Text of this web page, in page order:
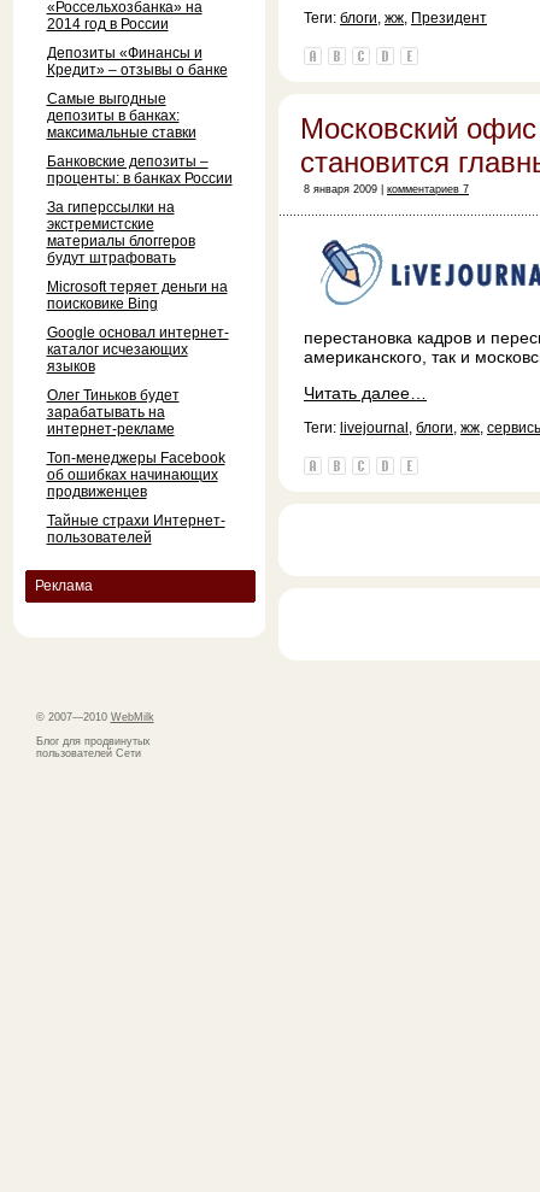
«Россельхозбанка» на
2014 год в России
Депозиты «Финансы и
Кредит» – отзывы о банке
Самые выгодные
депозиты в банках:
максимальные ставки
Банковские депозиты –
проценты: в банках России
За гиперссылки на
экстремистские
материалы блоггеров
будут штрафовать
Microsoft теряет деньги на
поисковике Bing
Google основал интернет-
каталог исчезающих
языков
Олег Тиньков будет
зарабатывать на
интернет-рекламе
Топ-менеджеры Facebook
об ошибках начинающих
продвиженцев
Тайные страхи Интернет-
пользователей
Реклама
© 2007—2010 WebMilk
Блог для продвинутых
пользователей Сети
Теги: блоги, жж, Президент
Московский
становится
8 января 2009 | комментариев 7
перестановка кадров и
американского, так и
Читать далее…
Теги: livejournal , блоги, жж,